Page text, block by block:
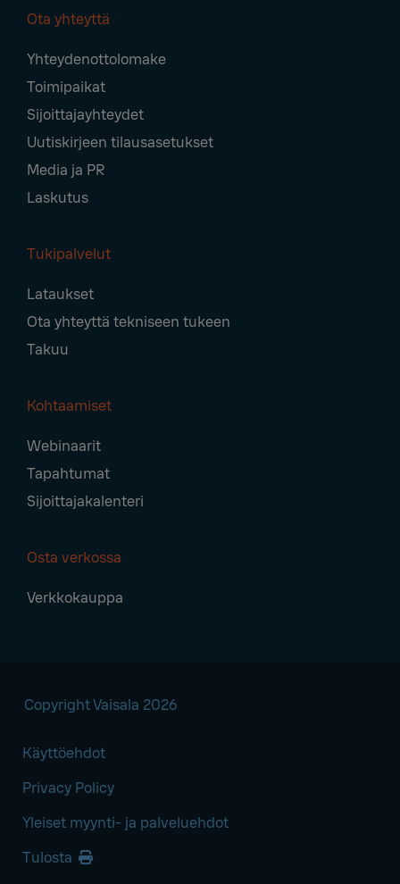
Navigation
Ota yhteyttä
Yhteydenottolomake
Toimipaikat
Sijoittajayhteydet
Uutiskirjeen tilausasetukset
Media ja PR
Laskutus
Tukipalvelut
Lataukset
Ota yhteyttä tekniseen tukeen
Takuu
Kohtaamiset
Webinaarit
Tapahtumat
Sijoittajakalenteri
Osta verkossa
Verkkokauppa
Copyright Vaisala 2026
Käyttöehdot
Privacy Policy
Yleiset myynti- ja palveluehdot
Tulosta